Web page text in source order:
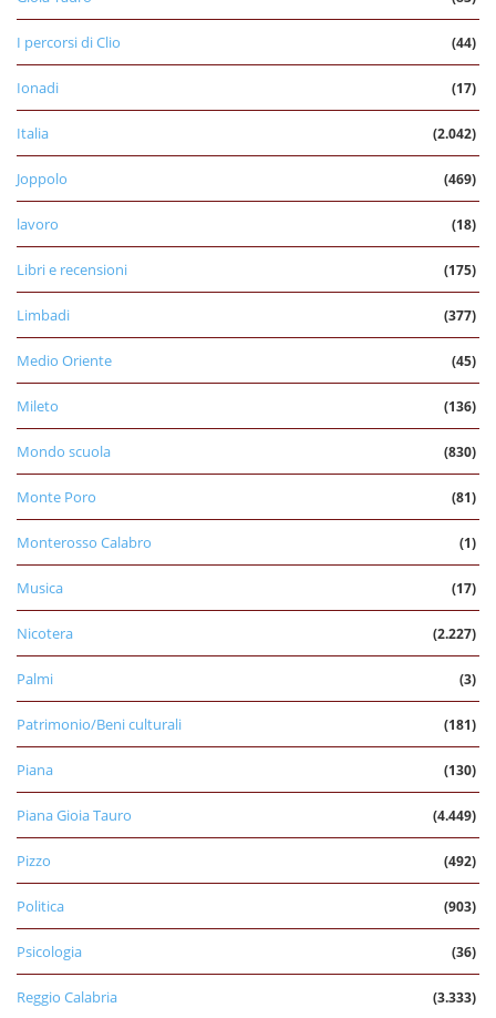
I percorsi di Clio (44)
Ionadi (17)
Italia (2.042)
Joppolo (469)
lavoro (18)
Libri e recensioni (175)
Limbadi (377)
Medio Oriente (45)
Mileto (136)
Mondo scuola (830)
Monte Poro (81)
Monterosso Calabro (1)
Musica (17)
Nicotera (2.227)
Palmi (3)
Patrimonio/Beni culturali (181)
Piana (130)
Piana Gioia Tauro (4.449)
Pizzo (492)
Politica (903)
Psicologia (36)
Reggio Calabria (3.333)